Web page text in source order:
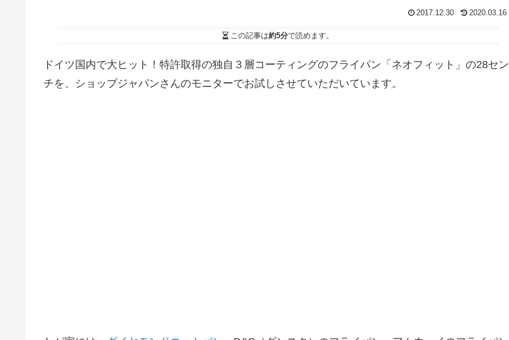
2017.12.30 2020.03.16
この記事は約5分で読めます。
ドイツ国内で大ヒット！特許取得の独自３層コーティングのフライパン「ネオフィット」の28セン
チを、ショップジャパンさんのモニターでお試しさせていただいています。